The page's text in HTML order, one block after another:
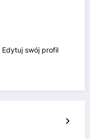
Edytuj swój profil